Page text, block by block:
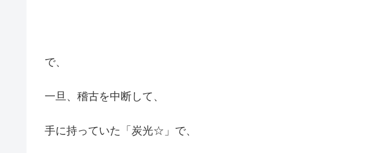
で、
一旦、稽古を中断して、
手に持っていた「炭光☆」で、